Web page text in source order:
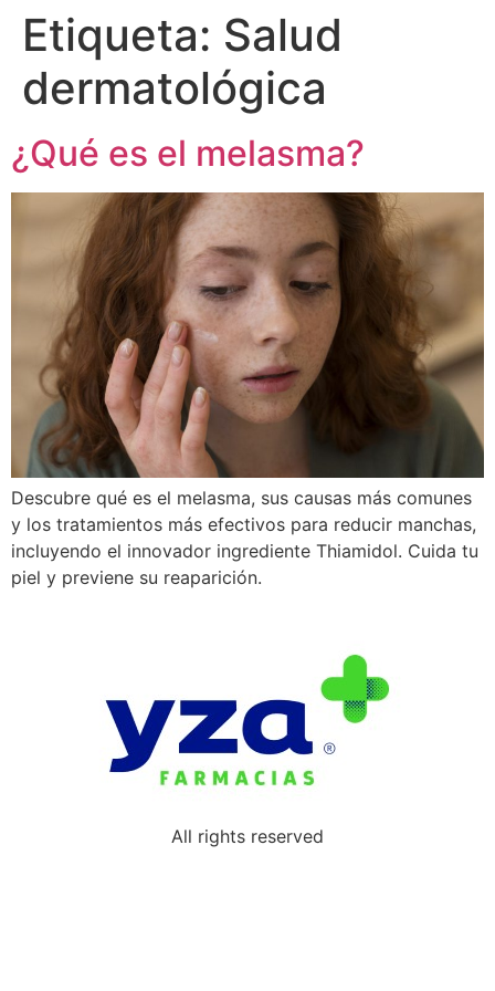
Etiqueta: Salud
dermatológica
¿Qué es el melasma?
Descubre qué es el melasma, sus causas más comunes
y los tratamientos más efectivos para reducir manchas,
incluyendo el innovador ingrediente Thiamidol. Cuida tu
piel y previene su reaparición.
All rights reserved